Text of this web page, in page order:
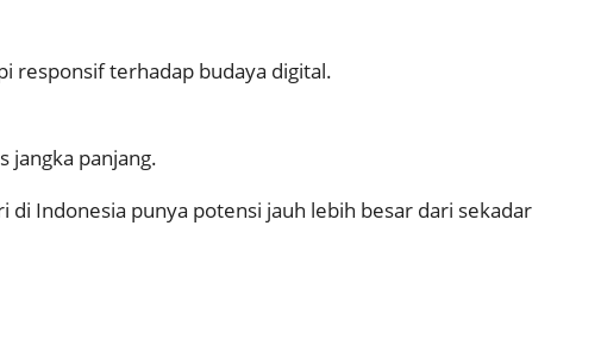
responsif terhadap budaya digital.
jangka panjang.
di Indonesia punya potensi jauh lebih besar dari sekadar